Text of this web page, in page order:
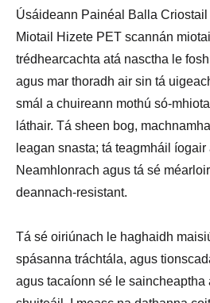
Úsáideann Painéal Balla
Miotail Hizete PET scannán
trédhearcachta atá nasctha le
agus mar thoradh air sin tá
smál a chuireann mothú só-
láthair. Tá sheen bog,
leagan snasta; tá teagmháil
Neamhlonrach agus tá sé
deannach-resistant.
Tá sé oiriúnach le haghaidh
spásanna tráchtála, agus
agus tacaíonn sé le saincheaptha